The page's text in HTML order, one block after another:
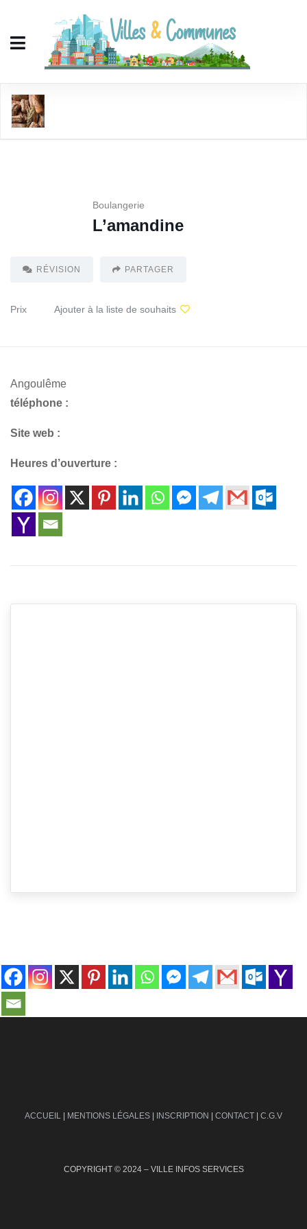
Boulangerie
L’amandine
RÉVISION PARTAGER
Prix Ajouter à la liste de souhaits
Angoulême
téléphone :
Site web :
Heures d’ouverture :
ACCUEIL | MENTIONS LÉGALES | INSCRIPTION | CONTACT | C.G.V
COPYRIGHT © 2024 – VILLE INFOS SERVICES